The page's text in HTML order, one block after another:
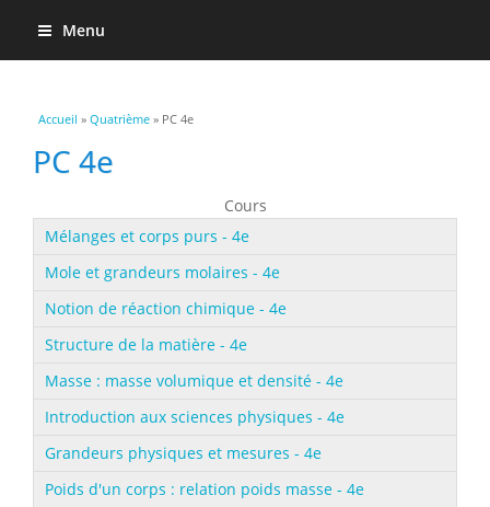
Menu
Vous êtes ici
Accueil » Quatrième » PC 4e
PC 4e
Cours
Mélanges et corps purs - 4e
Mole et grandeurs molaires - 4e
Notion de réaction chimique - 4e
Structure de la matière - 4e
Masse : masse volumique et densité - 4e
Introduction aux sciences physiques - 4e
Grandeurs physiques et mesures - 4e
Poids d'un corps : relation poids masse - 4e